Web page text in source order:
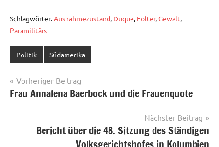
Schlagwörter: Ausnahmezustand Duque Folter, Gewalt
Paramilitärs
Politik Südamerika
Beitragsnavigation
Vorheriger Beitrag
Frau Annalena Baerbock und die Frauenquote
Nächster Beitrag
Bericht über die 48. Sitzung des Ständigen